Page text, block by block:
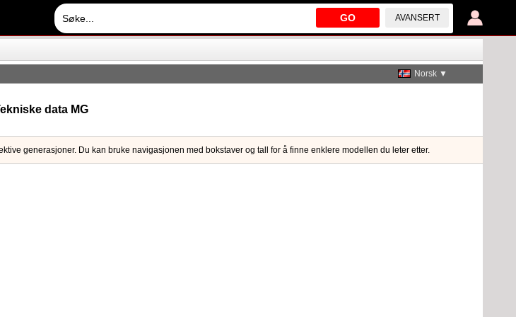
GO AVANSERT
Norsk ▼
data MG
generasjoner. Du kan bruke navigasjonen med bokstaver og tall for å finne enklere modellen du leter etter.